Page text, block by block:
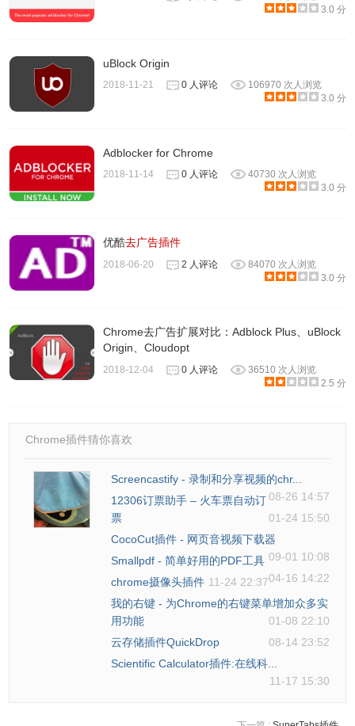
3.0 分
uBlock Origin
2018-11-21 0 人评论
106970 次人浏览
3.0 分
Adblocker for Chrome
2018-11-14 0 人评论
40730 次人浏览
3.0 分
优酷去广告插件
2018-06-20 2 人评论
84070 次人浏览
3.0 分
Chrome去广告扩展对比：Adblock Plus、uBlock
Origin、Cloudopt
2018-12-04 0 人评论
36510 次人浏览
2.5 分
Chrome插件猜你喜欢
Screencastify - 录制和分享视频的chr...
08-26 14:57
12306订票助手 – 火车票自动订
票
01-24 15:50
CocoCut插件 - 网页音视频下载器
09-01 10:08
Smallpdf - 简单好用的PDF工具
04-16 14:22
chrome摄像头插件 11-24 22:37
我的右键 - 为Chrome的右键菜单增加众多实
用功能
01-08 22:10
云存储插件QuickDrop
08-14 23:52
Scientific Calculator插件:在线科...
11-17 15:30